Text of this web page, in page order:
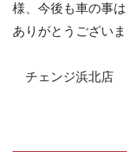
様、今後も車の事
ありがとうございま
チェンジ浜北店